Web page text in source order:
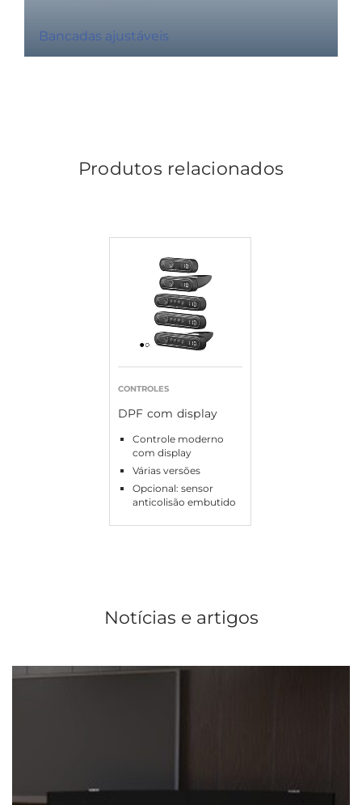
Bancadas ajustáveis
Produtos relacionados
CONTROLES
DPF com display
Controle moderno
com display
Várias versões
Opcional: sensor
anticolisão embutido
Notícias e artigos